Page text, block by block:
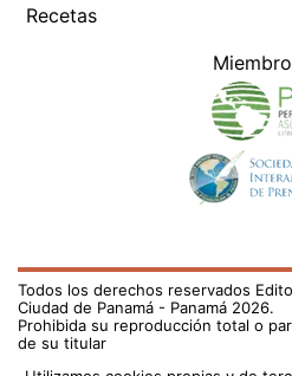
Recetas
Todos los derechos reservados
Ciudad de Panamá - Panamá 2026.
Prohibida su reproducción total o
de su titular